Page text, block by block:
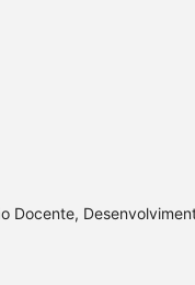
Docente,